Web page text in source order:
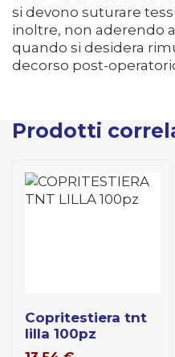
si devono suturare
inoltre, non aderendo
quando si desidera
decorso post-
Prodotti
copritestiera tnt
lilla 100pz